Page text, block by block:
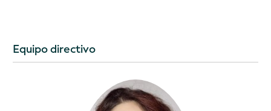
Equipo directivo